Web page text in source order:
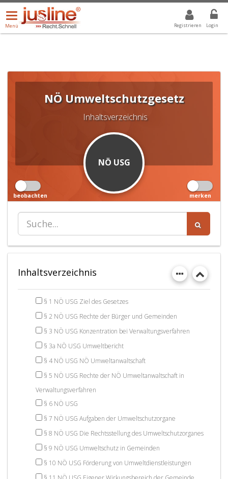
Registrieren Login
Menü
öffnen/schließen
Menü
ALLE DROPDOWN: GEWÄHLTER WERT IST ALLE
NÖ Umweltschutzgesetz
Inhaltsverzeichnis
NÖ USG
beobachten merken
Inhaltsverzeichnis
§ 1 NÖ USG Ziel des Gesetzes
§ 2 NÖ USG Rechte der Bürger und Gemeinden
§ 3 NÖ USG Konzentration bei Verwaltungsverfahren
§ 3a NÖ USG Umweltbericht
§ 4 NÖ USG NÖ Umweltanwaltschaft
§ 5 NÖ USG Rechte der NÖ Umweltanwaltschaft in
Verwaltungsverfahren
§ 6 NÖ USG
§ 7 NÖ USG Aufgaben der Umweltschutzorgane
§ 8 NÖ USG Die Rechtsstellung des Umweltschutzorganes
§ 9 NÖ USG Umweltschutz in Gemeinden
§ 10 NÖ USG Förderung von Umweltdienstleistungen